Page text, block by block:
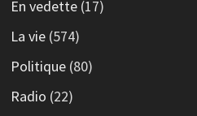
En vedette(17)
La vie(574)
Politique(80)
Radio (22)